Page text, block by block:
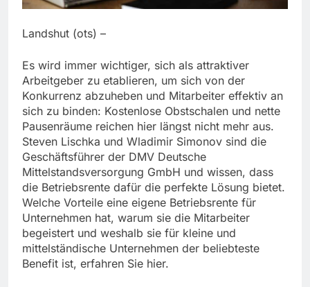
Landshut (ots) –
Es wird immer wichtiger, sich als attraktiver
Arbeitgeber zu etablieren, um sich von der
Konkurrenz abzuheben und Mitarbeiter effektiv an
sich zu binden: Kostenlose Obstschalen und nette
Pausenräume reichen hier längst nicht mehr aus.
Steven Lischka und Wladimir Simonov sind die
Geschäftsführer der DMV Deutsche
Mittelstandsversorgung GmbH und wissen, dass
die Betriebsrente dafür die perfekte Lösung bietet.
Welche Vorteile eine eigene Betriebsrente für
Unternehmen hat, warum sie die Mitarbeiter
begeistert und weshalb sie für kleine und
mittelständische Unternehmen der beliebteste
Benefit ist, erfahren Sie hier.